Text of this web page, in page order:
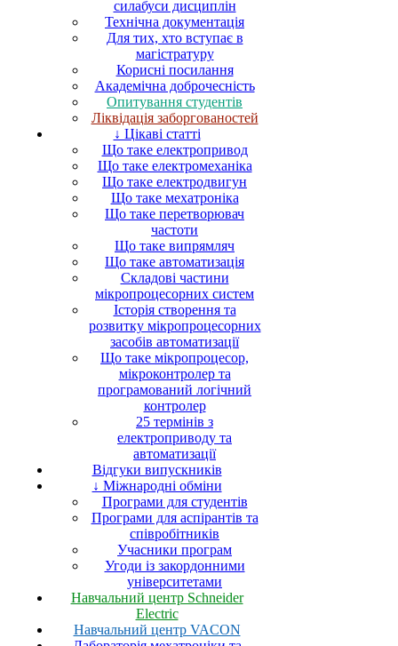
силабуси дисциплін
Технічна документація
Для тих, хто вступає в
магістратуру
Корисні посилання
Академічна доброчесність
Опитування студентів
Ліквідація заборгованостей
↓ Цікаві статті
Що таке електропривод
Що таке електромеханіка
Що таке електродвигун
Що таке мехатроніка
Що таке перетворювач
частоти
Що таке випрямляч
Що таке автоматизація
Складові частини
мікропроцесорних систем
Історія створення та
розвитку мікропроцесорних
засобів автоматизації
Що таке мікропроцесор,
мікроконтролер та
програмований логічний
контролер
25 термінів з
електроприводу та
автоматизації
Відгуки випускників
↓ Міжнародні обміни
Програми для студентів
Програми для аспірантів та
співробітників
Учасники програм
Угоди із закордонними
університетами
Навчальний центр Schneider
Electric
Навчальний центр VACON